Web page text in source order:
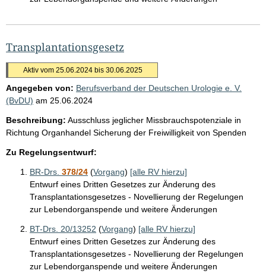
Transplantationsgesetz
Aktiv vom 25.06.2024 bis 30.06.2025
Angegeben von: Berufsverband der Deutschen Urologie e. V.
(BvDU) am 25.06.2024
Beschreibung: Ausschluss jeglicher Missbrauchspotenziale in
Richtung Organhandel Sicherung der Freiwilligkeit von Spenden
Zu Regelungsentwurf:
BR-Drs. 378/24 (Vorgang) [alle RV hierzu]
Entwurf eines Dritten Gesetzes zur Änderung des
Transplantationsgesetzes - Novellierung der Regelungen
zur Lebendorganspende und weitere Änderungen
BT-Drs. 20/13252 (Vorgang) [alle RV hierzu]
Entwurf eines Dritten Gesetzes zur Änderung des
Transplantationsgesetzes - Novellierung der Regelungen
zur Lebendorganspende und weitere Änderungen